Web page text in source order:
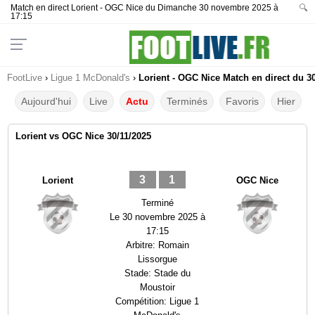
Match en direct Lorient - OGC Nice du Dimanche 30 novembre 2025 à
17:15
🔍
FootLive › Ligue 1 McDonald's › Lorient - OGC Nice Match en direct du
Aujourd'hui Live Actu Terminés Favoris Hier
Lorient vs OGC Nice 30/11/2025
Lorient 3 1
Terminé
Le 30 novembre 2025 à
17:15
Arbitre: Romain
Lissorgue
Stade: Stade du
Moustoir
Compétition: Ligue 1
OGC Nice